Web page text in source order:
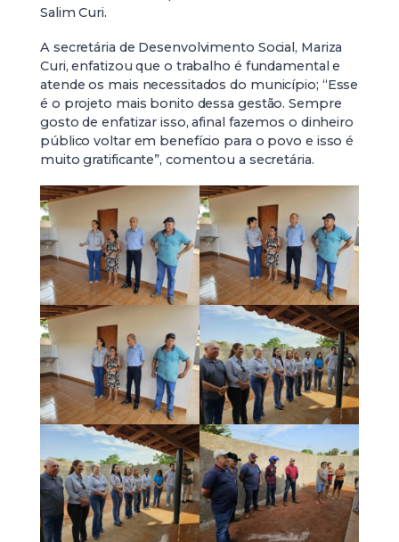
Salim Curi.
A secretária de Desenvolvimento Social, Mariza
Curi, enfatizou que o trabalho é fundamental e
atende os mais necessitados do município; “Esse
é o projeto mais bonito dessa gestão. Sempre
gosto de enfatizar isso, afinal fazemos o dinheiro
público voltar em benefício para o povo e isso é
muito gratificante”, comentou a secretária.